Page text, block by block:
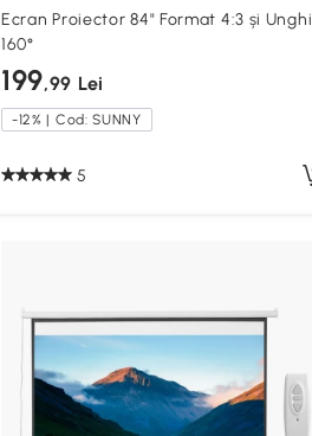
Ecran Proiector 84" Format 4:3 și Unghi
160°
199,99 Lei
-12% | Cod: SUNNY
5